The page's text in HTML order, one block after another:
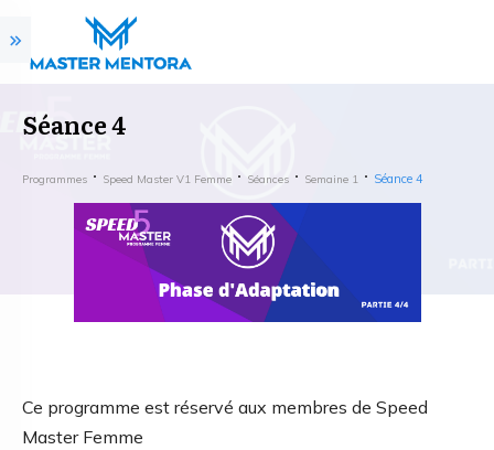
Séance 4
Programmes Speed Master V1 Femme Séances Semaine 1 Séance 4
Ce programme est réservé aux membres de Speed
Master Femme